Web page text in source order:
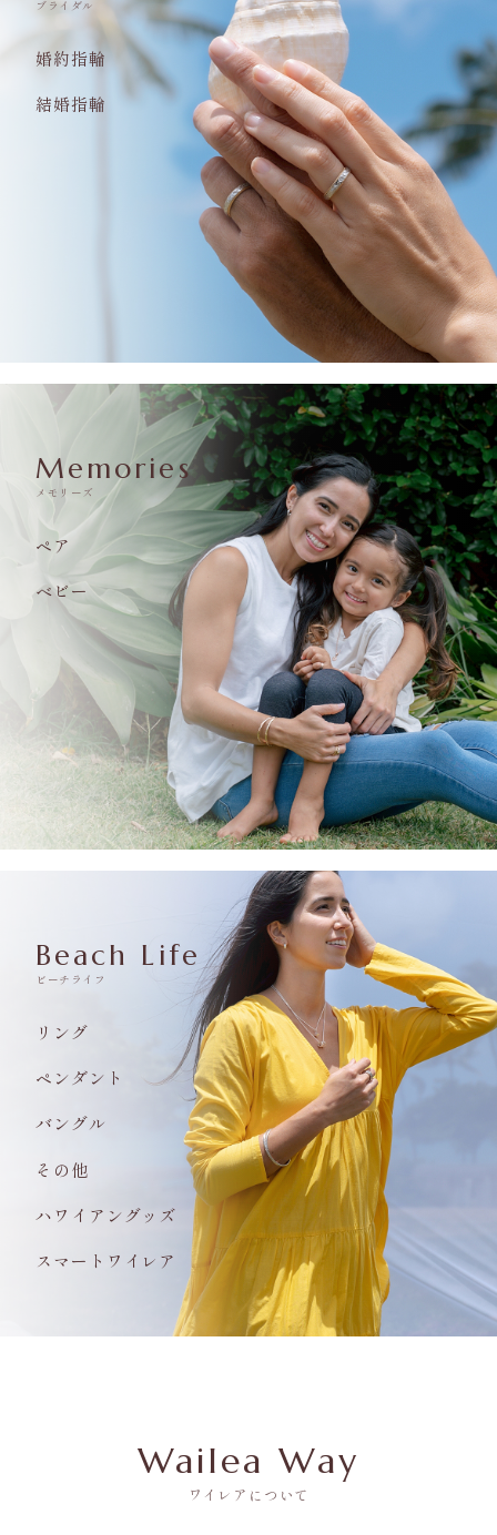
ブライダル
婚約指輪
結婚指輪
Memories
メモリーズ
ペア
ベビー
Beach Life
ビーチライフ
リング
ペンダント
バングル
その他
ハワイアングッズ
スマートワイレア
Wailea Way
ワイレアについて